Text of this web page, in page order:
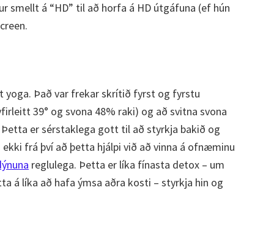
smellt á “HD” til að horfa á HD útgáfuna (ef hún
yoga. Það var frekar skrítið fyrst og fyrstu
39° og svona 48% raki) og að svitna svona
er sérstaklega gott til að styrkja bakið og
frá því að þetta hjálpi við að vinna á ofnæminu
reglulega. Þetta er líka fínasta detox – um
á líka að hafa ýmsa aðra kosti – styrkja hin og